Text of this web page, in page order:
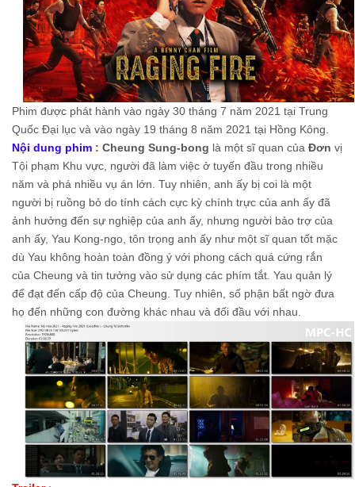
Phim được phát hành vào ngày 30 tháng 7 năm 2021 tại Trung
Quốc Đại lục và vào ngày 19 tháng 8 năm 2021 tại Hồng Kông.
Nội dung phim : Cheung Sung-bong là một sĩ quan của Đơn vị
Tội phạm Khu vực, người đã làm việc ở tuyến đầu trong nhiều
năm và phá nhiều vụ án lớn. Tuy nhiên, anh ấy bị coi là một
người bị ruồng bỏ do tính cách cực kỳ chính trực của anh ấy đã
ảnh hưởng đến sự nghiệp của anh ấy, nhưng người bảo trợ của
anh ấy, Yau Kong-ngo, tôn trọng anh ấy như một sĩ quan tốt mặc
dù Yau không hoàn toàn đồng ý với phong cách quá cứng rắn
của Cheung và tin tưởng vào sử dụng các phím tắt. Yau quản lý
để đạt đến cấp độ của Cheung. Tuy nhiên, số phận bất ngờ đưa
họ đến những con đường khác nhau và đối đầu với nhau.